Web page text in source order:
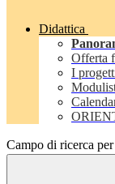
Didattica
Offerta
I
Campo di ricerca